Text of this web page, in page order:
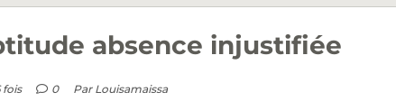
absence injustifiée
fois 0 Par Louisamaissa